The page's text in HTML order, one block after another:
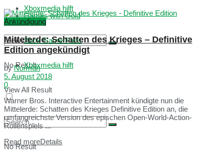
Xboxmedia hilft
No Result
View All Result
Games with Gold
Xbox Game Pass
Xboxmedia hilft
No Result
Ankündigung
Mittelerde: Schatten des Krieges – Definitive
Edition angekündigt
by Norman
5. August 2018
0
Warner Bros. Interactive Entertainment kündigte nun die
Mittelerde: Schatten des Krieges Definitive Edition an, die
umfangreichste Version des epischen Open-World-Action-
Rollenspiels ...
Read moreDetails